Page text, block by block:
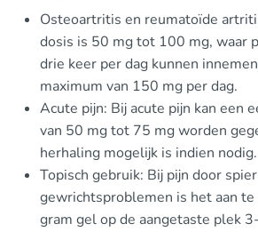
Osteoartritis en reumatoïde
dosis is 50 mg tot 100 mg, waar
drie keer per dag kunnen
maximum van 150 mg per dag.
Acute pijn: Bij acute pijn kan een
van 50 mg tot 75 mg worden
herhaling mogelijk is indien nodig.
Topisch gebruik: Bij pijn door
gewrichtsproblemen is het aan
gram gel op de aangetaste plek